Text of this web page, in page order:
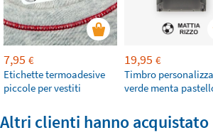
7,95 €
Etichette termoadesive
piccole per vestiti
19,95 €
Timbro
verde menta
Altri clienti hanno acquistato